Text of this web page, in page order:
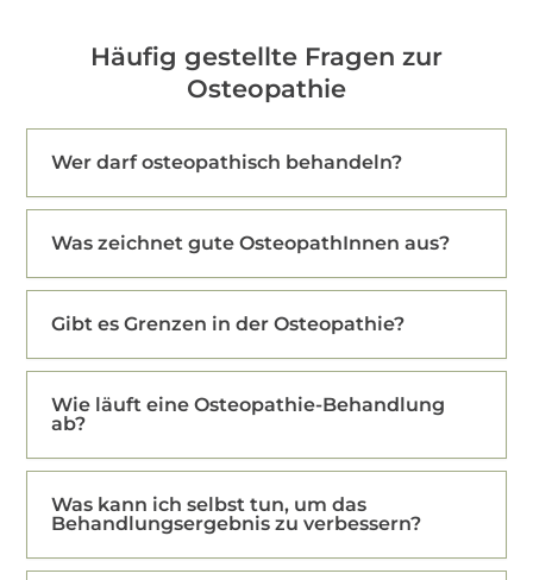
Häufig gestellte Fragen zur
Osteopathie
Wer darf osteopathisch behandeln?
Was zeichnet gute OsteopathInnen aus?
Gibt es Grenzen in der Osteopathie?
Wie läuft eine Osteopathie-Behandlung
ab?
Was kann ich selbst tun, um das
Behandlungsergebnis zu verbessern?